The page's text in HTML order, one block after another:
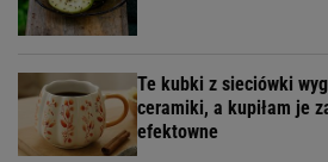
Te kubki z sieciówki
ceramiki, a kupiłam je
efektowne